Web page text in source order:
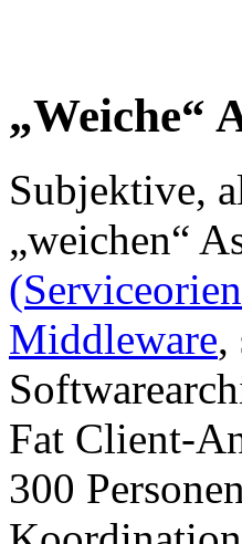
„Weiche“
Subjektive,
„weichen“
Middleware,
Fat Client-
300